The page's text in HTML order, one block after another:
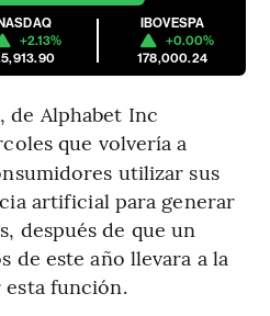
+2.13%
IBOVESPA
+0.00%
178,000.24
de Alphabet Inc
que volvería a
utilizar sus
artificial para generar
después de que un
de este año llevara a la
esta función.